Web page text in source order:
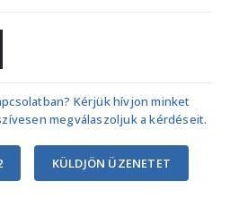
Kérjük hívjon minket
megválaszoljuk a kérdéseit.
KÜLDJÖN ÜZENETET